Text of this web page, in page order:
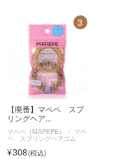
3
【廃番】マペペ スプ
リングヘア...
マペペ（MAPEPE） マペ
ペ スプリングヘアゴム
308